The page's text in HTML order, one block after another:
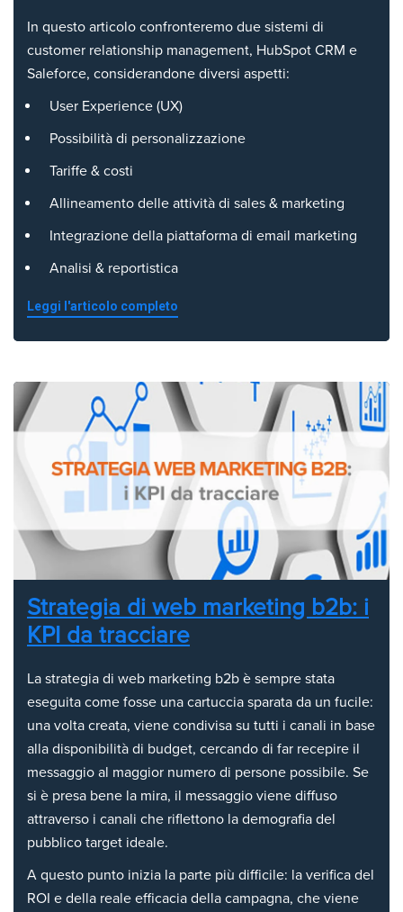
In questo articolo confronteremo due sistemi di
customer relationship management, HubSpot CRM e
Saleforce, considerandone diversi aspetti:
User Experience (UX)
Possibilità di personalizzazione
Tariffe & costi
Allineamento delle attività di sales & marketing
Integrazione della piattaforma di email marketing
Analisi & reportistica
Leggi l'articolo completo
Strategia di web marketing b2b: i
KPI da tracciare
La strategia di web marketing b2b è sempre stata
eseguita come fosse una cartuccia sparata da un fucile:
una volta creata, viene condivisa su tutti i canali in base
alla disponibilità di budget, cercando di far recepire il
messaggio al maggior numero di persone possibile. Se
si è presa bene la mira, il messaggio viene diffuso
attraverso i canali che riflettono la demografia del
pubblico target ideale.
A questo punto inizia la parte più difficile: la verifica del
ROI e della reale efficacia della campagna, che viene